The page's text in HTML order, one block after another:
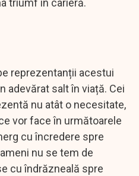
reprezentanții acestui
adevărat salt în viață. Cei
nu atât o necesitate,
vor face în următoarele
cu încredere spre
nu se tem de
cu îndrăzneală spre